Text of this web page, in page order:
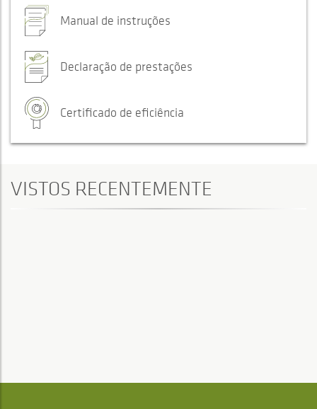
Manual de instruções
Declaração de prestações
Certificado de eficiência
VISTOS RECENTEMENTE